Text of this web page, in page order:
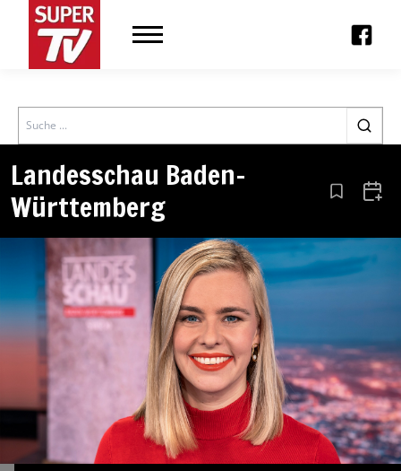
Search
Landesschau Baden-
Württemberg
Aus den